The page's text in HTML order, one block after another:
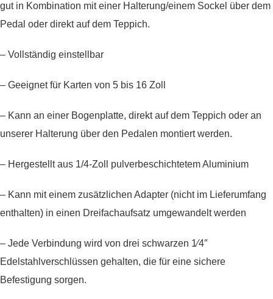
gut in Kombination mit einer Halterung/einem Sockel über dem
Pedal oder direkt auf dem Teppich.
– Vollständig einstellbar
– Geeignet für Karten von 5 bis 16 Zoll
– Kann an einer Bogenplatte, direkt auf dem Teppich oder an
unserer Halterung über den Pedalen montiert werden.
– Hergestellt aus 1/4-Zoll pulverbeschichtetem Aluminium
– Kann mit einem zusätzlichen Adapter (nicht im Lieferumfang
enthalten) in einen Dreifachaufsatz umgewandelt werden
– Jede Verbindung wird von drei schwarzen 1⁄4″
Edelstahlverschlüssen gehalten, die für eine sichere
Befestigung sorgen.